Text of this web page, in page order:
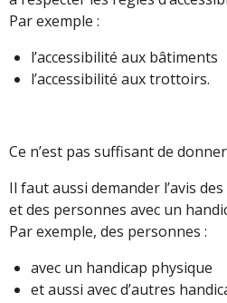
Par exemple :
l’accessibilité aux bâtiments
l’accessibilité aux trottoirs.
Ce n’est pas suffisant de
Il faut aussi demander l’avis
et des personnes avec un
Par exemple, des personnes :
avec un handicap physique
et aussi avec d’autres